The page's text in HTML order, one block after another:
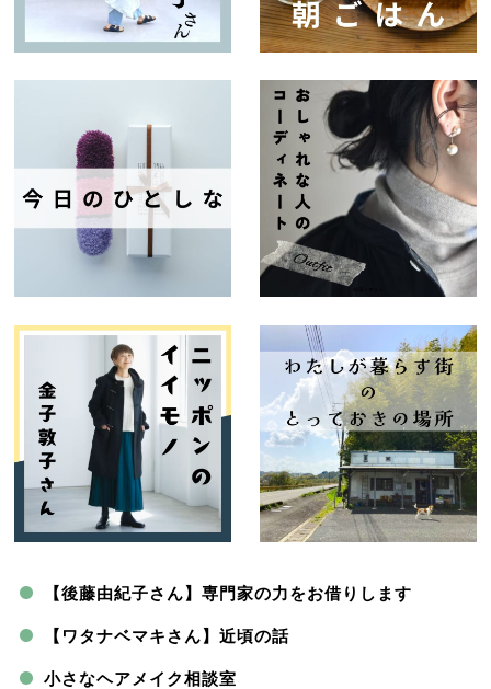
【後藤由紀子さん】専門家の力をお借りします
【ワタナベマキさん】近頃の話
小さなヘアメイク相談室